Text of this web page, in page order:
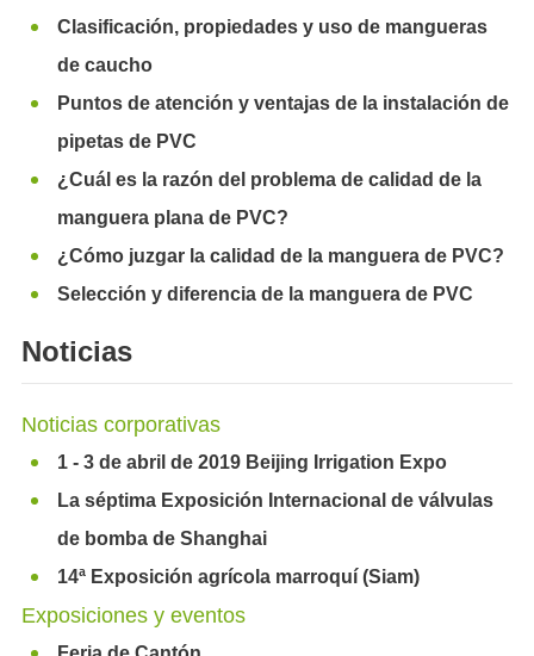
Clasificación, propiedades y uso de mangueras
de caucho
Puntos de atención y ventajas de la instalación de
pipetas de PVC
¿Cuál es la razón del problema de calidad de la
manguera plana de PVC?
¿Cómo juzgar la calidad de la manguera de PVC?
Selección y diferencia de la manguera de PVC
Noticias
Noticias corporativas
1 - 3 de abril de 2019 Beijing Irrigation Expo
La séptima Exposición Internacional de válvulas
de bomba de Shanghai
14ª Exposición agrícola marroquí (Siam)
Exposiciones y eventos